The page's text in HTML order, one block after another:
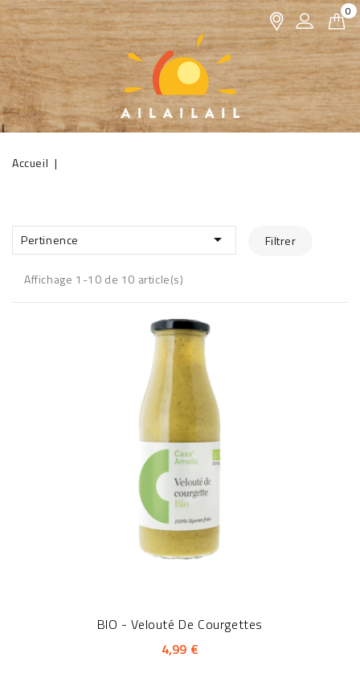
0
Accueil
Pertinence  Filtrer
Affichage 1-10 de 10 article(s)
BIO - Velouté De Courgettes
4,99 €